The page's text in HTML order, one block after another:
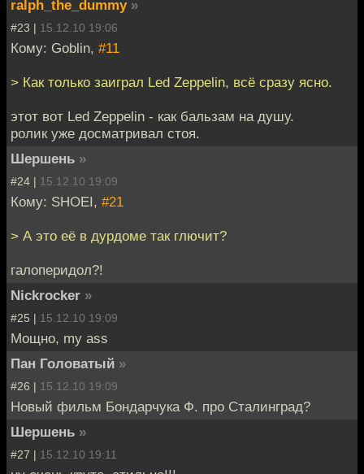
ralph_the_dummy »
#23 | 15.12.10 19:06
Кому: Goblin, #11
> Как только заиграл Led Zeppelin, всё сразу ясно.
этот вот Led Zeppelin - как бальзам на душу.
ролик уже досматривал стоя.
Шершень »
#24 | 15.12.10 19:09
Кому: SHOEI, #21
> А это её в дурдоме так глючит?
галоперидол?!
Nickrocker »
#25 | 15.12.10 19:09
Мощно, my ass
Пан Головатый »
#26 | 15.12.10 19:09
Новый фильм Бондарчука Ф. про Сталинград?
Шершень »
#27 | 15.12.10 19:11